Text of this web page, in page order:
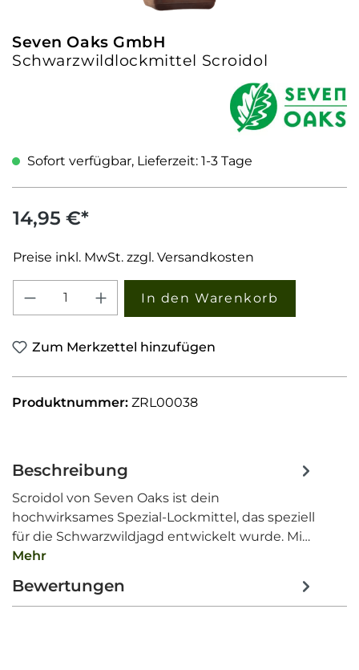
Seven Oaks GmbH
Schwarzwildlockmittel Scroidol
14,95 €*
Preise inkl. MwSt. zzgl. Versandkosten
Sofort verfügbar, Lieferzeit: 1-3 Tage
Produkt Anzahl: Gib den
In den Warenkorb
Zum Merkzettel hinzufügen
Produktnummer: ZRL00038
Beschreibung
Scroidol von Seven Oaks ist dein
hochwirksames Spezial-Lockmittel, das speziell
für die Schwarzwildjagd entwickelt wurde. Mi…
Mehr
Bewertungen